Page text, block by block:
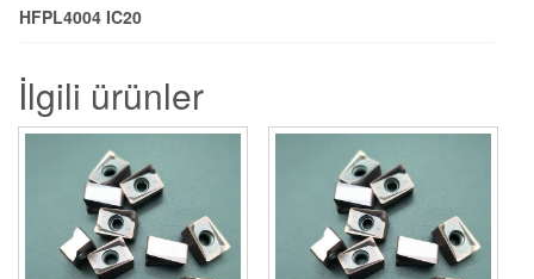
HFPL4004 IC20
İlgili ürünler